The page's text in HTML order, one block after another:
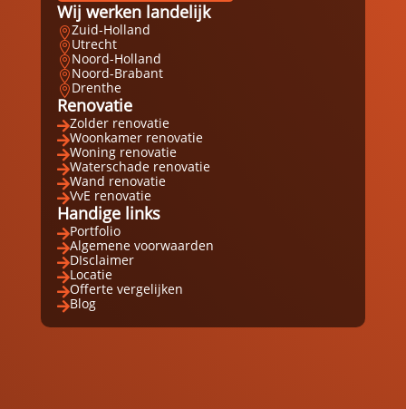
Wij werken landelijk
Zuid-Holland
Utrecht
Noord-Holland
Noord-Brabant
Drenthe
Renovatie
Zolder renovatie
Woonkamer renovatie
Woning renovatie
Waterschade renovatie
Wand renovatie
VvE renovatie
Handige links
Portfolio
Algemene voorwaarden
DIsclaimer
Locatie
Offerte vergelijken
Blog